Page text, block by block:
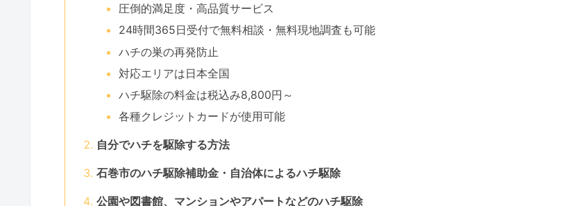
圧倒的満足度・高品質サービス
24時間365日受付で無料相談・無料現地調査も可能
ハチの巣の再発防止
対応エリアは日本全国
ハチ駆除の料金は税込み8,800円～
各種クレジットカードが使用可能
自分でハチを駆除する方法
石巻市のハチ駆除補助金・自治体によるハチ駆除
公園や図書館、マンションやアパートなどのハチ駆除